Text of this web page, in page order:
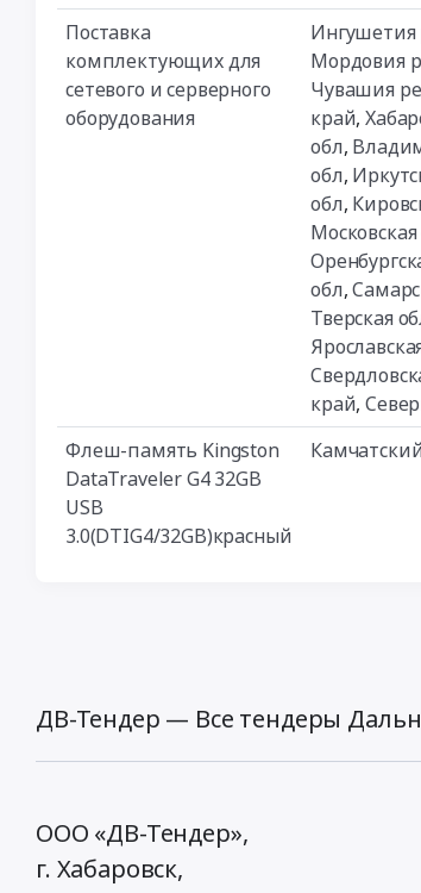
Поставка
комплектующих для
сетевого и серверного
оборудования
Ингушетия
Мордовия
Чувашия
край,
обл,
обл,
обл,
обл,
Тверская
край,
Флеш-память Kingston
DataTraveler G4 32GB
USB
3.0(DTIG4/32GB)красный
ДВ-Тендер — Все тендеры
ООО «ДВ-Тендер»,
г. Хабаровск,